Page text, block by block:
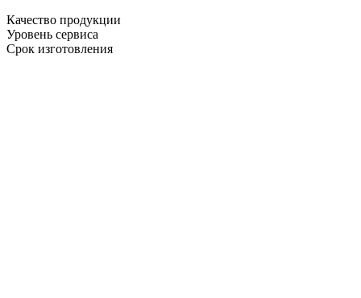
Качество продукции
Уровень сервиса
Срок изготовления